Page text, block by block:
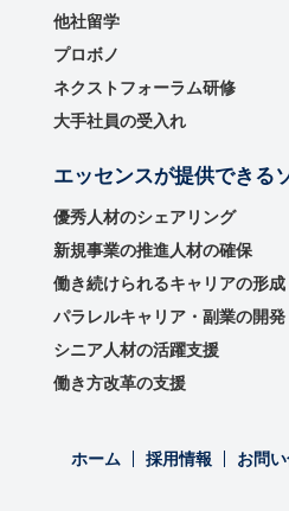
他社留学
プロボノ
ネクストフォーラム研修
大手社員の受入れ
エッセンスが提供できる
優秀⼈材のシェアリング
新規事業の推進⼈材の確保
働き続けられるキャリアの形成
パラレルキャリア・副業の開発
シニア人材の活躍支援
働き方改革の支援
ホーム 採用情報 お問